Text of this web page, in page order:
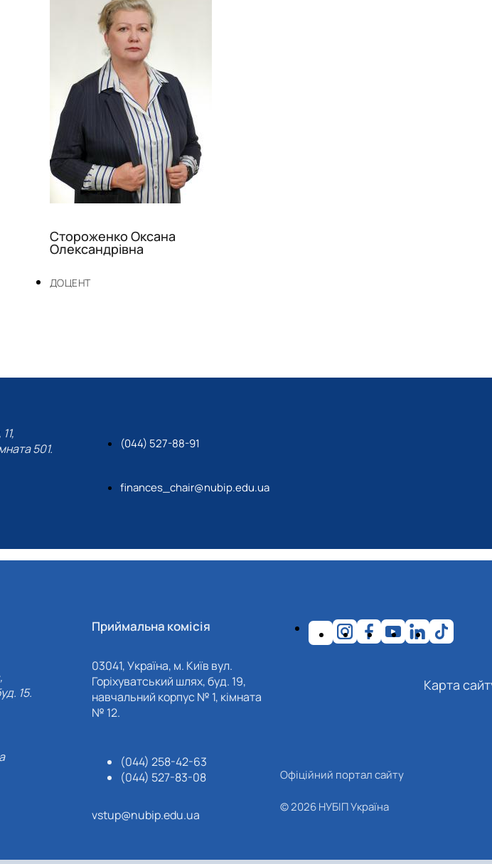
ДОЦЕНТ
Стороженко Оксана
Олександрівна
501.
(044) 527-88-91
finances_chair@nubip.edu.ua
15.
Приймальна комісія
03041, Україна, м. Київ вул.
Горіхуватський шлях, буд. 19,
навчальний корпус № 1, кімната
№ 12.
(044) 258-42-63
(044) 527-83-08
vstup@nubip.edu.ua
Карта
Офіційний портал сайту
© 2026 НУБІП Україна